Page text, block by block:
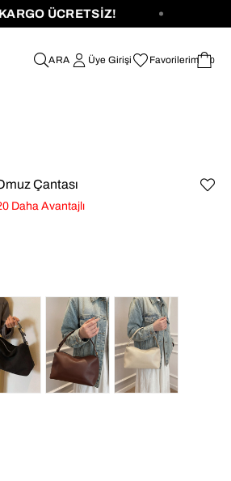
ÜCRETSİZ!
Üye Girişi Favorilerim 0
Çantası
Daha Avantajlı